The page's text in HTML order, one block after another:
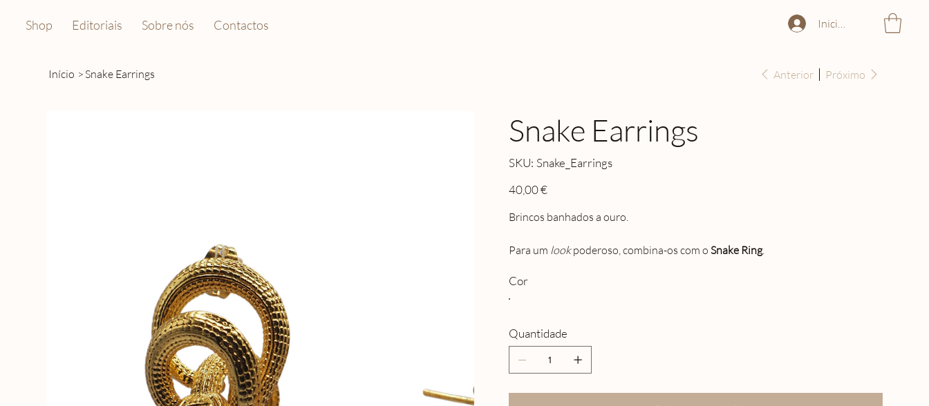
Shop Editoriais Sobre nós Contactos Iniciar sessão
Início >Snake Earrings Anterior Próximo
Snake Earrings
SKU: SKU
Snake_Earrings
Snake_Earrings
Preço
40,00 €
Brincos banhados a ouro.
Para um lookpoderoso, combina-os com o Snake Ring.
Cor
Quantidade